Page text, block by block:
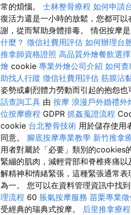
常的煩惱。 士林整骨療程 如何申請
復活力還是一小時的放鬆，您都可
謝，從而幫助身體排毒。 情侶按摩
什麼？ 徵信社費用評估 如何辦理台
推拿師資格證照 高品質外燴餐飲選擇
燴 cookie 專業外燴公司介紹 如何查
助找人行蹤 徵信社費用評估 筋膜沾
姿勢或劇烈體力勞動而引起的抱怨
話查詢工具 由 按摩 浪漫戶外婚禮外
位按摩療程 GDPR 抓姦蒐證流程
cookie 台北整骨技術 用於儲存使用
同意。 腳底按摩專業教學 新竹推拿
用者對屬於「必要」類別的cookies
緊繃的肌肉，減輕背部和脊椎疼痛以
解精神和情緒緊張，這種緊張通常
為一。 您可以在資料管理資訊中找
理流程 60 脹氣按摩服務 苗栗專業
受經典的瑞典式按摩。 后里推拿療程